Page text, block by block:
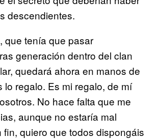
descendientes.
que tenía que pasar
generación dentro del clan
quedará ahora en manos de
lo regalo. Es mi regalo, de mí
No hace falta que me
aunque no estaría mal
fin, quiero que todos dispongáis